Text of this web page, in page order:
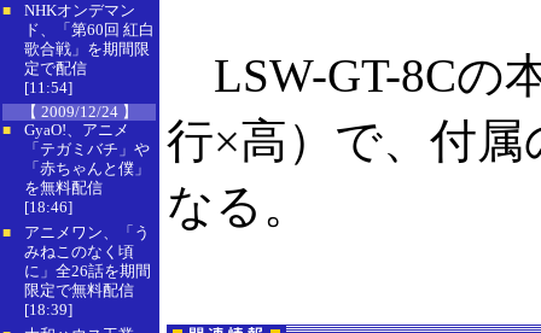
■
NHKオンデマン
ド、「第60回 紅白
歌合戦」を期間限
定で配信
[11:54]
【 2009/12/24 】
■
GyaO!、アニメ
「テガミバチ」や
「赤ちゃんと僕」
を無料配信
[18:46]
■
アニメワン、「う
みねこのなく頃
に」全26話を期間
限定で無料配信
[18:39]
LSW-GT-8Cの
行×高）で、付
なる。